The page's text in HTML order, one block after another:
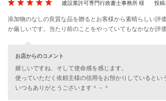
建設業許可専門行政書士事務所 様 投稿
添加物のなしの良質な品を贈るとお客様から素晴らしい評
か厳しいです。当たり前のことをやっていてもなかなか評
お店からのコメント
嬉しいですね、そして使命感を感じます。
使っていただく依頼主様の信用をお預かりしているとい
いつもありがとうございます＾－＾